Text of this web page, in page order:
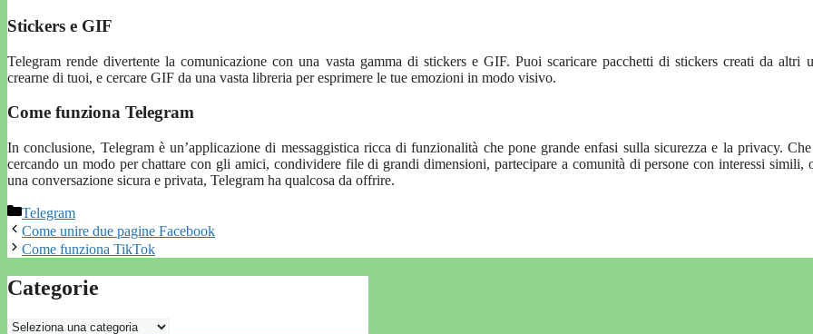
Stickers e GIF
Telegram rende divertente la comunicazione con una vasta gamma di stickers e GIF. Puoi scaricare pacchetti di stickers creati da altri
crearne di tuoi, e cercare GIF da una vasta libreria per esprimere le tue emozioni in modo visivo.
Come funziona Telegram
In conclusione, Telegram è un’applicazione di messaggistica ricca di funzionalità che pone grande enfasi sulla sicurezza e la privacy.
cercando un modo per chattare con gli amici, condividere file di grandi dimensioni, partecipare a comunità di persone con interessi simili,
una conversazione sicura e privata, Telegram ha qualcosa da offrire.
Categorie
Telegram
Come unire due pagine Facebook
Come funziona TikTok
Categorie
Categorie